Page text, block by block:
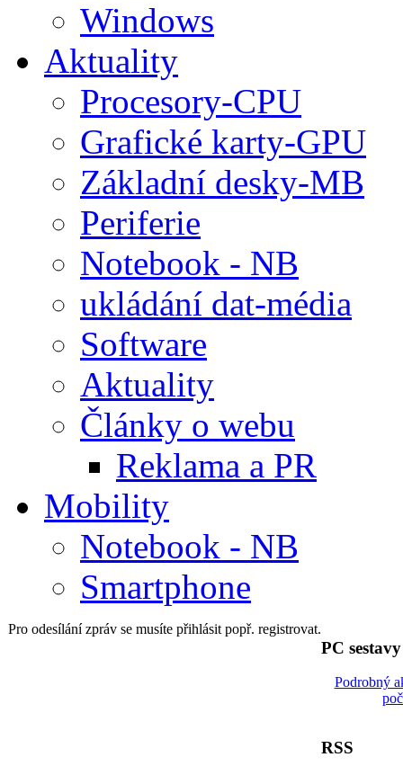
Windows
Aktuality
Procesory-CPU
Grafické karty-GPU
Základní desky-MB
Periferie
Notebook - NB
ukládání dat-média
Software
Aktuality
Články o webu
Reklama a PR
Mobility
Notebook - NB
Smartphone
Pro odesílání zpráv se musíte přihlásit popř. registrovat.
PC
Podrobný
RSS